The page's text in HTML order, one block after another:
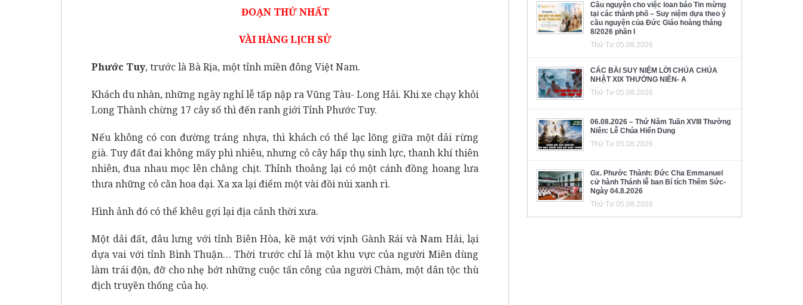
ĐOẠN THỨ NHẤT
VÀI HÀNG LỊCH SỬ
Phước Tuy, trước là Bà Rịa, một tỉnh miền đông Việt Nam.
Khách du nhàn, những ngày nghỉ lễ tấp nập ra Vũng Tàu- Long Hải. Khi xe chạy khỏi
Long Thành chừng 17 cây số thì đến ranh giới Tỉnh Phước Tuy.
Nếu không có con đường tráng nhựa, thì khách có thể lạc lõng giữa một dải rừng
già. Tuy đất đai không mấy phì nhiêu, nhưng cỏ cây hấp thụ sinh lực, thanh khí thiên
nhiên, đua nhau mọc lên chằng chịt. Thỉnh thoảng lại có một cánh đồng hoang lưa
thưa những cỏ cằn hoa dại. Xa xa lại điểm một vài đồi núi xanh rì.
Hình ảnh đó có thể khêu gợi lại địa cảnh thời xưa.
Một dải đất, đâu lưng với tỉnh Biên Hòa, kề mặt với vịnh Gành Rái và Nam Hải, lại
dựa vai với tỉnh Bình Thuận… Thời trước chỉ là một khu vực của người Miên dùng
làm trái độn, đỡ cho nhẹ bớt những cuộc tấn công của người Chàm, một dân tộc thù
địch truyền thống của họ.
Cầu nguyện cho việc loan báo Tin mừng
tại các thành phố – Suy niệm dựa theo ý
cầu nguyện của Đức Giáo hoàng tháng
8/2026 phần I
Thứ Tư 05.08.2026
CÁC BÀI SUY NIỆM LỜI CHÚA CHÚA
NHẬT XIX THƯỜNG NIÊN- A
Thứ Tư 05.08.2026
06.08.2026 – Thứ Năm Tuần XVIII Thường
Niên: Lễ Chúa Hiển Dung
Thứ Tư 05.08.2026
Gx. Phước Thành: Đức Cha Emmanuel
cử hành Thánh lễ ban Bí tích Thêm Sức-
Ngày 04.8.2026
Thứ Tư 05.08.2026